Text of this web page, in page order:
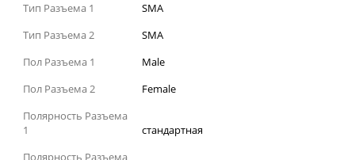
Тип Разъема 1
SMA
Тип Разъема 2
SMA
Пол Разъема 1
Male
Пол Разъема 2
Female
Полярность Разъема
1
стандартная
Полярность Разъема